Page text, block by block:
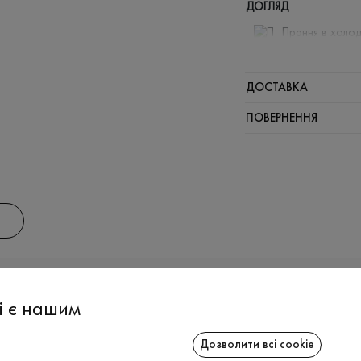
ДОГЛЯД
Прання в
Щадний
ДОСТАВКА
ПОВЕРНЕННЯ
є нашим
Дозволити всі cookie